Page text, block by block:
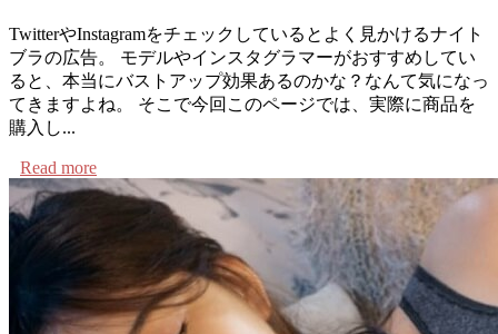
TwitterやInstagramをチェックしているとよく見かけるナイト
ブラの広告。 モデルやインスタグラマーがおすすめしてい
ると、本当にバストアップ効果あるのかな？なんて気になっ
てきますよね。 そこで今回このページでは、実際に商品を
購入し...
Read more